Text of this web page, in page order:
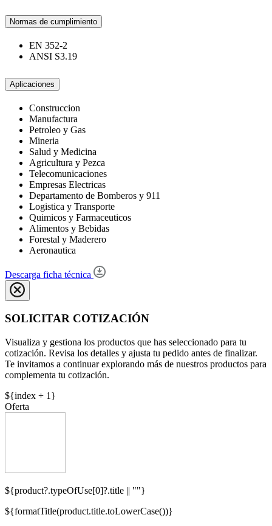
Normas de cumplimiento
EN 352-2
ANSI S3.19
Aplicaciones
Construccion
Manufactura
Petroleo y Gas
Mineria
Salud y Medicina
Agricultura y Pezca
Telecomunicaciones
Empresas Electricas
Departamento de Bomberos y 911
Logistica y Transporte
Quimicos y Farmaceuticos
Alimentos y Bebidas
Forestal y Maderero
Aeronautica
Descarga ficha técnica
SOLICITAR COTIZACIÓN
Visualiza y gestiona los productos que has seleccionado para tu
cotización. Revisa los detalles y ajusta tu pedido antes de finalizar.
Te invitamos a continuar explorando más de nuestros productos para
complementa tu cotización.
${index + 1}
Oferta
${product?.typeOfUse[0]?.title || ""}
${formatTitle(product.title.toLowerCase())}